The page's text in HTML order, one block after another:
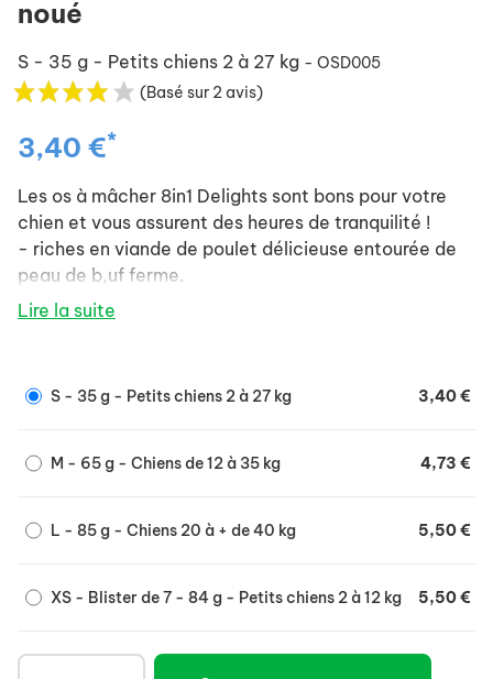
noué
S - 35 g - Petits chiens 2 à 27 kg - OSD005
(Basé sur 2 avis)
3,40 €*
Les os à mâcher 8in1 Delights sont bons pour votre
chien et vous assurent des heures de tranquilité !
- riches en viande de poulet délicieuse entourée de
peau de b,uf ferme.
- bons pour les gencives et les dents.
- adaptés à la taille de chaque chien.
blanches et saines et une haleine fraîche.
artificiels.
Lire la suite
S - 35 g - Petits chiens 2 à 27 kg 3,40 €
M - 65 g - Chiens de 12 à 35 kg 4,73 €
L - 85 g - Chiens 20 à + de 40 kg 5,50 €
XS - Blister de 7 - 84 g - Petits chiens 2 à 12 kg 5,50 €